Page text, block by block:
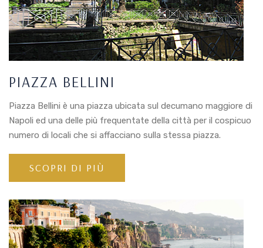
PIAZZA BELLINI
Piazza Bellini è una piazza ubicata sul decumano maggiore di
Napoli ed una delle più frequentate della città per il cospicuo
numero di locali che si affacciano sulla stessa piazza.
SCOPRI DI PIÙ